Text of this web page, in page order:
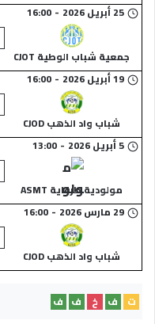
25 أبريل 2026 -
16:00
جمعية شباب الوطية CJOT
19 أبريل 2026 -
16:00
شباب واد الذهب CJOD
5 أبريل 2026 -
13:00
مولودية طرفاية ASMT
29 مارس 2026 -
16:00
شباب واد الذهب CJOD
ت ف خ ف ف